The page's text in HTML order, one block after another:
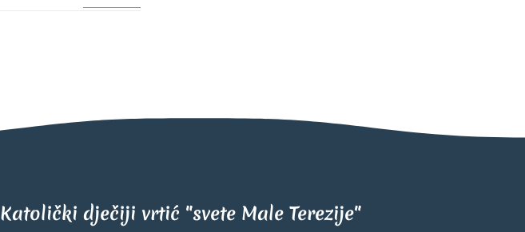
Katolički dječiji vrtić "svete Male Terezije"